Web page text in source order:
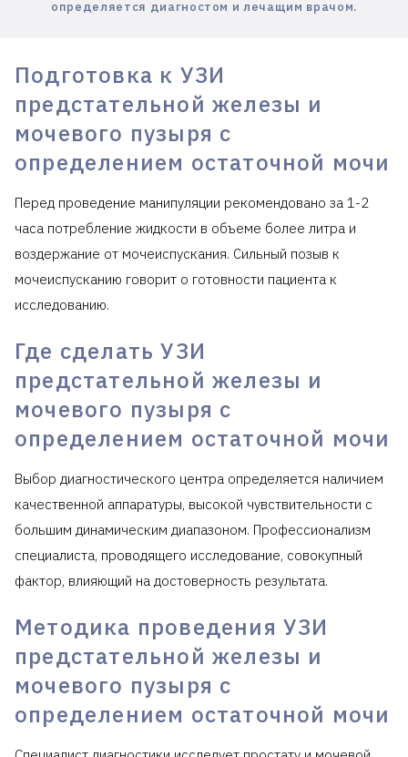
определяется диагностом и лечащим врачом.
Подготовка к УЗИ
предстательной железы и
мочевого пузыря с
определением остаточной мочи
Перед проведение манипуляции рекомендовано за 1-2
часа потребление жидкости в объеме более литра и
воздержание от мочеиспускания. Сильный позыв к
мочеиспусканию говорит о готовности пациента к
исследованию.
Где сделать УЗИ
предстательной железы и
мочевого пузыря с
определением остаточной мочи
Выбор диагностического центра определяется наличием
качественной аппаратуры, высокой чувствительности с
большим динамическим диапазоном. Профессионализм
специалиста, проводящего исследование, совокупный
фактор, влияющий на достоверность результата.
Методика проведения УЗИ
предстательной железы и
мочевого пузыря с
определением остаточной мочи